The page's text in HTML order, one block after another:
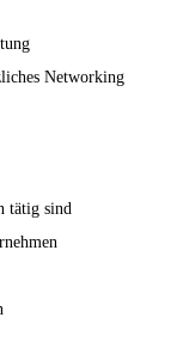
Networking
tätig sind